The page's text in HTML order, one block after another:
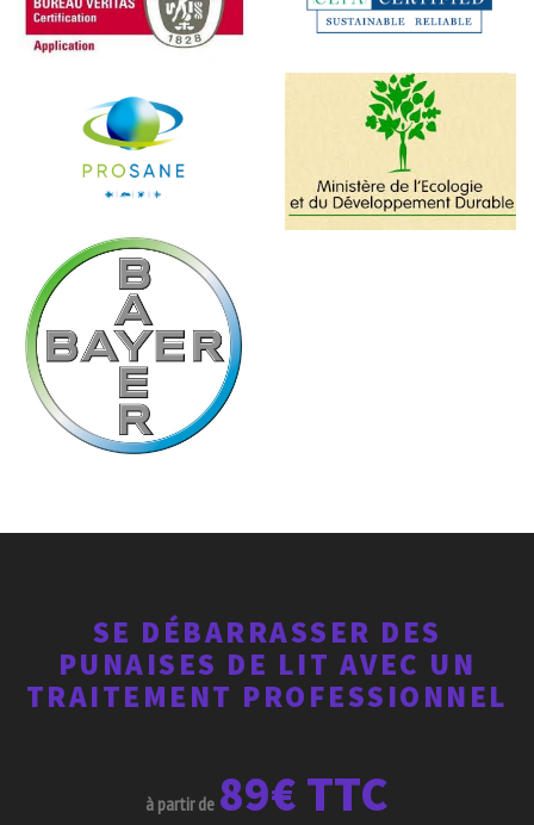
SE DÉBARRASSER DES
PUNAISES DE LIT AVEC UN
TRAITEMENT PROFESSIONNEL
à partir de 89€ TTC